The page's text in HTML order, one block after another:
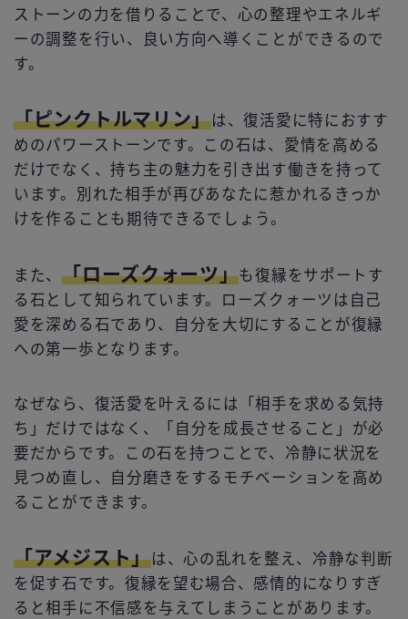
ストーンの力を借りることで、心の整理やエネルギ
ーの調整を行い、良い方向へ導くことができるので
す。
「ピンクトルマリン」は、復活愛に特におすす
めのパワーストーンです。この石は、愛情を高める
だけでなく、持ち主の魅力を引き出す働きを持って
います。別れた相手が再びあなたに惹かれるきっか
けを作ることも期待できるでしょう。
また、「ローズクォーツ」も復縁をサポートす
る石として知られています。ローズクォーツは自己
愛を深める石であり、自分を大切にすることが復縁
への第一歩となります。
なぜなら、復活愛を叶えるには「相手を求める気持
ち」だけではなく、「自分を成長させること」が必
要だからです。この石を持つことで、冷静に状況を
見つめ直し、自分磨きをするモチベーションを高め
ることができます。
「アメジスト」は、心の乱れを整え、冷静な判断
を促す石です。復縁を望む場合、感情的になりすぎ
ると相手に不信感を与えてしまうことがあります。